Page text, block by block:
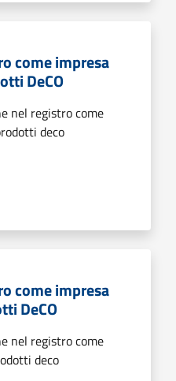
come impresa
DeCO
nel registro come
deco
come impresa
DeCO
nel registro come
deco